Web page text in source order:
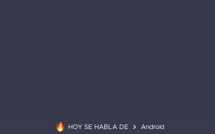
HOY SE HABLA DE Android